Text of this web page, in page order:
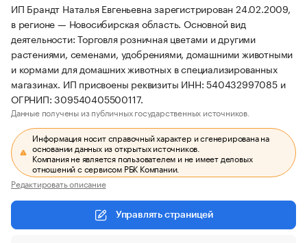
ИП Брандт Наталья Евгеньевна зарегистрирован 24.02.2009,
в регионе — Новосибирская область. Основной вид
деятельности: Торговля розничная цветами и другими
растениями, семенами, удобрениями, домашними животными
и кормами для домашних животных в специализированных
магазинах. ИП присвоены реквизиты ИНН: 540432997085 и
ОГРНИП: 309540405500117.
Данные получены из публичных государственных источников.
Информация носит справочный характер и сгенерирована на
основании данных из открытых источников.
Компания не является пользователем и не имеет деловых
отношений с сервисом РБК Компании.
Редактировать описание
Управлять страницей